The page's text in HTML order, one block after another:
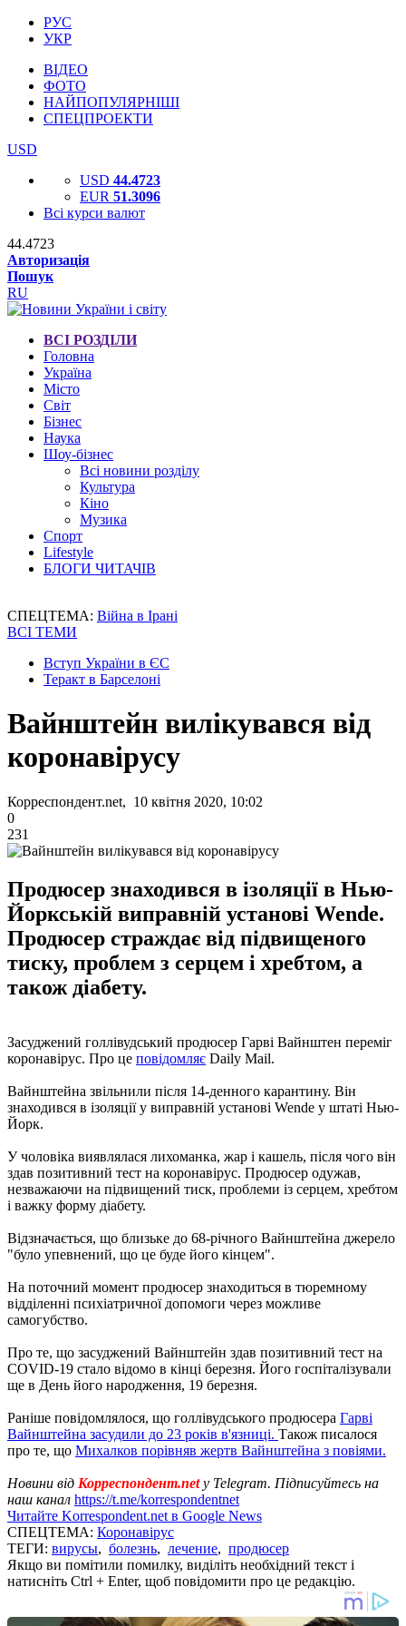
РУС
УКР
ВІДЕО
ФОТО
НАЙПОПУЛЯРНІШІ
СПЕЦПРОЕКТИ
USD
USD 44.4723
EUR 51.3096
Всі курси валют
44.4723
Авторизація
Пошук
RU
ВСІ РОЗДІЛИ
Головна
Україна
Місто
Світ
Бізнес
Наука
Шоу-бізнес
Всі новини розділу
Культура
Кіно
Музика
Спорт
Lifestyle
БЛОГИ ЧИТАЧІВ
СПЕЦТЕМА: Війна в Ірані
ВСІ ТЕМИ
Вступ України в ЄС
Теракт в Барселоні
Вайнштейн вилікувався від
коронавірусу
Корреспондент.net, 10 квітня 2020, 10:02
0
231
Продюсер знаходився в ізоляції в Нью-
Йоркській виправній установі Wende.
Продюсер страждає від підвищеного
тиску, проблем з серцем і хребтом, а
також діабету.
Засуджений голлівудський продюсер Гарві Вайнштен переміг
коронавірус. Про це повідомляє Daily Mail.
Вайнштейна звільнили після 14-денного карантину. Він
знаходився в ізоляції у виправній установі Wende у штаті Нью-
Йорк.
У чоловіка виявлялася лихоманка, жар і кашель, після чого він
здав позитивний тест на коронавірус. Продюсер одужав,
незважаючи на підвищений тиск, проблеми із серцем, хребтом
і важку форму діабету.
Відзначається, що близьке до 68-річного Вайнштейна джерело
"було упевнений, що це буде його кінцем".
На поточний момент продюсер знаходиться в тюремному
відділенні психіатричної допомоги через можливе
самогубство.
Про те, що засуджений Вайнштейн здав позитивний тест на
COVID-19 стало відомо в кінці березня. Його госпіталізували
ще в День його народження, 19 березня.
Раніше повідомлялося, що голлівудського продюсера Гарві
Вайнштейна засудили до 23 років в'язниці. Також писалося
про те, що Михалков порівняв жертв Вайнштейна з повіями.
Новини від Корреспондент.net у Telegram. Підписуйтесь на
наш канал https://t.me/korrespondentnet
Читайте Korrespondent.net в Google News
СПЕЦТЕМА: Коронавірус
ТЕГИ: вирусы, болезнь, лечение, продюсер
Якщо ви помітили помилку, виділіть необхідний текст і
натисніть Ctrl + Enter, щоб повідомити про це редакцію.